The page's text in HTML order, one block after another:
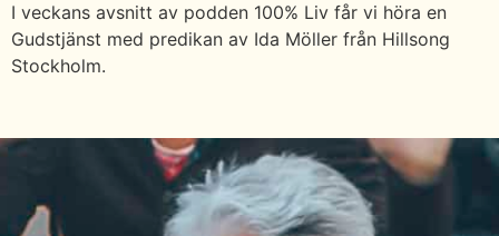
I veckans avsnitt av podden 100% Liv får vi höra en
Gudstjänst med predikan av Ida Möller från Hillsong
Stockholm.